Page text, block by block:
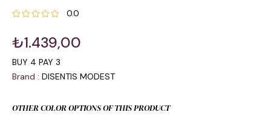
0.0
₺1.439,00
BUY 4 PAY 3
Brand : DISENTIS MODEST
OTHER COLOR OPTIONS OF THIS PRODUCT